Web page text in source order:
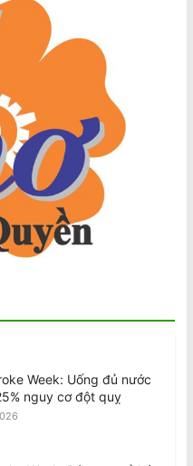
Week: Đột quỵ trẻ hóa
chóng, đâu là
chính?